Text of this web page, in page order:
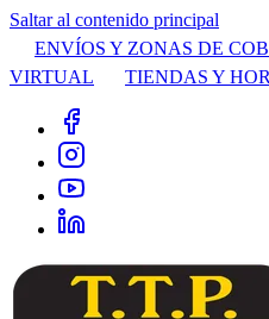
Saltar al contenido principal
ENVÍOS Y ZONAS DE
VIRTUAL
TIENDAS Y